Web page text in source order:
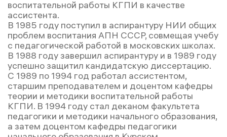
воспитательной работы КГПИ в качестве
ассистента.
В 1985 году поступил в аспирантуру НИИ общих
проблем воспитания АПН СССР, совмещая учебу
с педагогической работой в московских школах.
В 1988 году завершил аспирантуру и в 1989 году
успешно защитил кандидатскую диссертацию.
С 1989 по 1994 год работал ассистентом,
старшим преподавателем и доцентом кафедры
теории и методики воспитательной работы
КГПИ. В 1994 году стал деканом факультета
педагогики и методики начального образования,
а затем доцентом кафедры педагогики